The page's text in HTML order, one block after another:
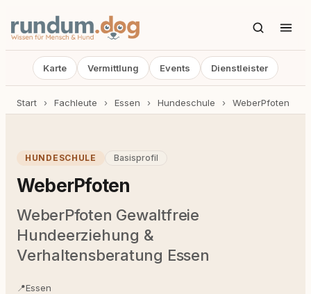
Karte Vermittlung Events Dienstleister
Start › Fachleute › Essen › Hundeschule › WeberPfoten
HUNDESCHULE Basisprofil
WeberPfoten
WeberPfoten Gewaltfreie
Hundeerziehung &
Verhaltensberatung Essen
📍Essen